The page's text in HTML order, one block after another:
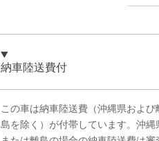
納車陸送費付
この車は納車陸送費（沖縄県および
島を除く）が付帯しています。沖縄